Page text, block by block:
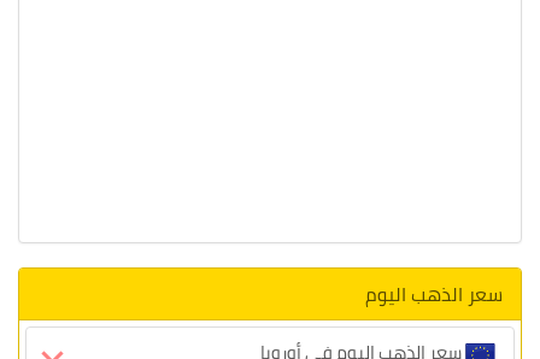
سعر الذهب اليوم